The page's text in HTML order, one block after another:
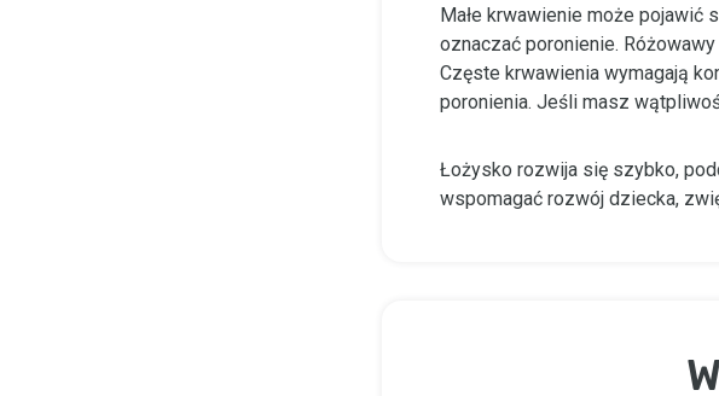
Małe krwawienie może pojawić
oznaczać poronienie.
Częste krwawienia wymagają
poronienia. Jeśli masz
Łożysko rozwija się szybko,
wspomagać rozwój dziecka,